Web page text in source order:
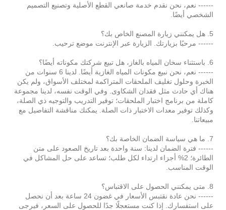
------ نعم، نحن نقدم خدمة صانعي القطع الأصلية وتصنيع التصميم
الشخصي أيضًا.
5. هل يمكنني زيارة المصنع الخاص بك؟
------ مرحبًا بزيارتك. الزيارة عبر الإنترنت موضع ترحيب.
6. باستثناء سخان المياه بالغاز، هل تبيع شركتك مكوناته أيضًا؟
------ نعم، نحن نبيع مكونات المياه الغازية أيضًا. لدينا 6 سنوات من
الخبرة وحلول تغليف الملحقات المتراكمة لمختلف الأسواق، ولم يكن
هناك أي حادث مثل فقدان الشكاوى. وفي الوقت نفسه، لدينا مجموعة
كاملة من برنامج اختبار الملحقات؛ توفير التدريب والتوجيه ذي الصلة،
وكذلك توفير معدات الاختبار ذات الصلة. يمكنك مناقشة التفاصيل مع
مبيعاتنا.
7. ما هي سياسة الضمان الخاصة بك؟
------ فترة الضمان لدينا: سنة واحدة بعد تاريخ الصعود على متن
الطائرة؛ 2% أجزاء ارتداء لكل طلب؛ تساعد على حل المشاكل في
الوقت المناسب.
8. متى يمكنني الحصول على الاقتباس؟
------ نحن عادة نقتبس الأسعار في غضون 24 ساعة بعد أن نحصل
على استفسارك. إذا كنت مستعجلًا جدًا للحصول على السعر، فيرجى